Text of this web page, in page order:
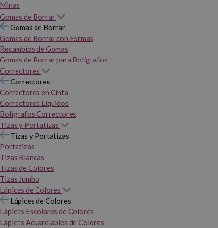
Minas
Gomas de Borrar
Gomas de Borrar
Gomas de Borrar con Formas
Recambios de Gomas
Gomas de Borrar para Bolígrafos
Correctores
Correctores
Correctores en Cinta
Correctores Líquidos
Bolígrafos Correctores
Tizas y Portatizas
Tizas y Portatizas
Portatizas
Tizas Blancas
Tizas de Colores
Tizas Jumbo
Lápices de Colores
Lápices de Colores
Lápices Escolares de Colores
Lápices Acuarelables de Colores